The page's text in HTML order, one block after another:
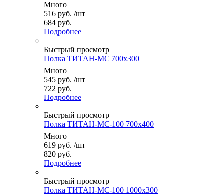
Много
516 руб. /шт
684 руб.
Подробнее
Быстрый просмотр
Полка ТИТАН-МС 700x300
Много
545 руб. /шт
722 руб.
Подробнее
Быстрый просмотр
Полка ТИТАН-МС-100 700x400
Много
619 руб. /шт
820 руб.
Подробнее
Быстрый просмотр
Полка ТИТАН-МС-100 1000x300